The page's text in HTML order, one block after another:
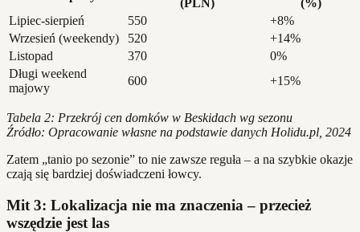
(PLN)
(%)
Lipiec-sierpień
550
+8%
Wrzesień (weekendy)
520
+14%
Listopad
370
0%
Długi weekend
majowy
600 +15%
Tabela 2: Przekrój cen domków w Beskidach wg sezonu
Źródło: Opracowanie własne na podstawie danych Holidu.pl, 2024
Zatem „tanio po sezonie” to nie zawsze reguła – a na szybkie okazje
czają się bardziej doświadczeni łowcy.
Mit 3: Lokalizacja nie ma znaczenia – przecież
wszędzie jest las